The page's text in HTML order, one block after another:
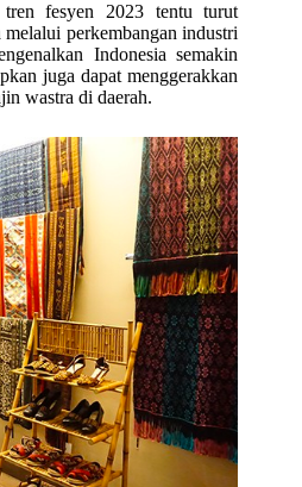
fesyen 2023 tentu turut
perkembangan industri
Indonesia semakin
juga dapat menggerakkan
wastra di daerah.